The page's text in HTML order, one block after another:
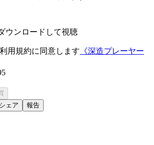
ウンロードして視聴
用規約に同意します 《深造プレーヤー
シェア 報告